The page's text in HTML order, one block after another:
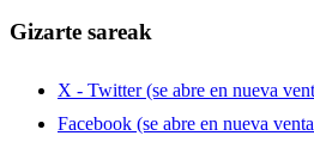
Gizarte sareak
X - Twitter (se abre en nueva
Facebook (se abre en nueva